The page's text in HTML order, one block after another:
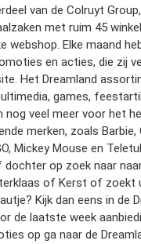
van de Colruyt
met ruim 45
webshop. Elke maand
en acties, die zij
Het Dreamland
games,
veel meer voor het
merken, zoals Barbie,
Mickey Mouse en
op zoek naar
of Kerst of zoekt
Kijk dan eens in de
de laatste week
op ga naar de